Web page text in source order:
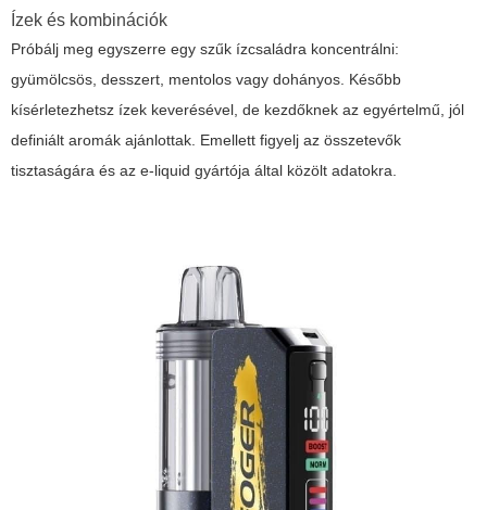
Ízek és kombinációk
Próbálj meg egyszerre egy szűk ízcsaládra koncentrálni:
gyümölcsös, desszert, mentolos vagy dohányos. Később
kísérletezhetsz ízek keverésével, de kezdőknek az egyértelmű, jól
definiált aromák ajánlottak. Emellett figyelj az összetevők
tisztaságára és az e-liquid gyártója által közölt adatokra.